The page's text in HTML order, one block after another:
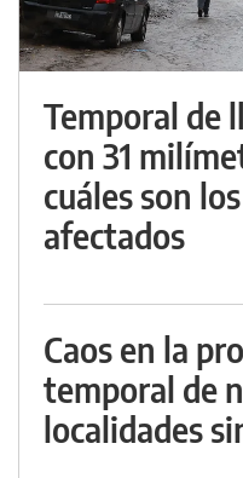
Temporal de
con 31
cuáles son
afectados
Caos en la
temporal de
localidades